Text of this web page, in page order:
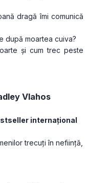
dragă îmi comunică
după moartea cuiva?
și cum trec peste
Vlahos
internațional
trecuți în neființă,